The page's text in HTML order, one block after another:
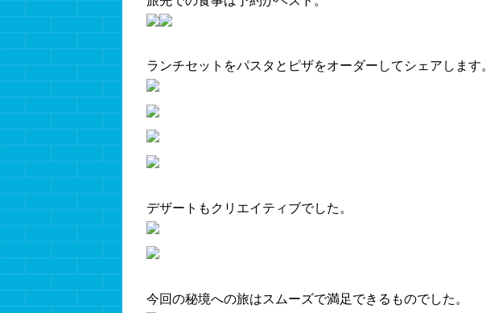
ランチセットをパスタとピザをオーダーしてシェアします。
デザートもクリエイティブでした。
今回の秘境への旅はスムーズで満足できるものでした。